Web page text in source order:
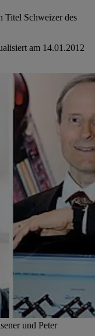
Titel Schweizer des
am 14.01.2012
und Peter